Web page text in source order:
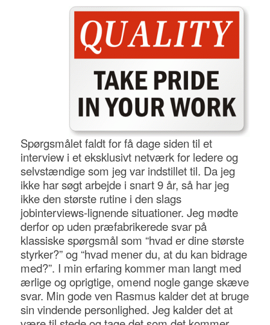
Spørgsmålet faldt for få dage siden til et
interview i et eksklusivt netværk for ledere og
selvstændige som jeg var indstillet til. Da jeg
ikke har søgt arbejde i snart 9 år, så har jeg
ikke den største rutine i den slags
jobinterviews-lignende situationer. Jeg mødte
derfor op uden præfabrikerede svar på
klassiske spørgsmål som “hvad er dine største
styrker?” og “hvad mener du, at du kan bidrage
med?”. I min erfaring kommer man langt med
ærlige og oprigtige, omend nogle gange skæve
svar. Min gode ven Rasmus kalder det at bruge
sin vindende personlighed. Jeg kalder det at